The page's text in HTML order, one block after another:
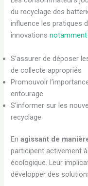
du recyclage des
influence les pratiques
innovations
S’assurer de déposer
de collecte appropriés
Promouvoir
entourage
S’informer sur les
recyclage
Enagissant de
participent activement
écologique. Leur
développer des